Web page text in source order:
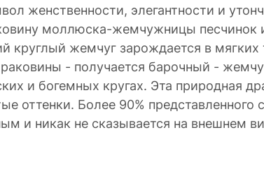
женственности, элегантности и
моллюска-жемчужницы песчинок
круглый жемчуг зарождается в
- получается барочный -
и богемных кругах. Эта природная
оттенки. Более 90%
и никак не сказывается на внешнем